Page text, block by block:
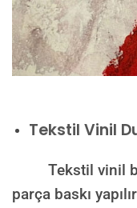
Tekstil Vinil
Tekstil vinil
parça baskı